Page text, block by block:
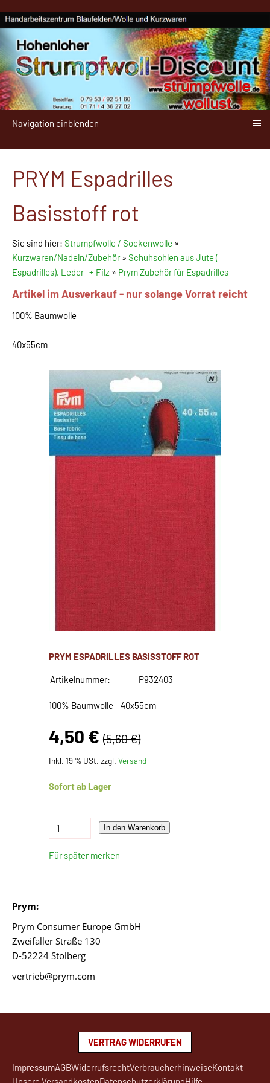
Navigation einblenden
PRYM Espadrilles
Basisstoff rot
Sie sind hier: Strumpfwolle / Sockenwolle »
Kurzwaren/Nadeln/Zubehör» Schuhsohlen aus Jute (
Espadrilles), Leder- + Filz » Prym Zubehör für Espadrilles
Artikel im Ausverkauf - nur solange Vorrat reicht
100% Baumwolle
40x55cm
PRYM ESPADRILLES BASISSTOFF ROT
Artikelnummer: P932403
100% Baumwolle - 40x55cm
4,50 € (5,60 €)
Inkl. 19 % USt. zzgl.Versand
Sofort ab Lager
In den Warenkorb
Für später merken
Prym:
Prym Consumer Europe GmbH
Zweifaller Straße 130
D-52224 Stolberg
vertrieb@prym.com
VERTRAG WIDERRUFEN
ImpressumAGBWiderrufsrechtVerbraucherhinweiseKontakt